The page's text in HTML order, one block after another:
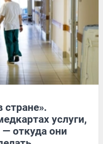
услуги,
откуда они